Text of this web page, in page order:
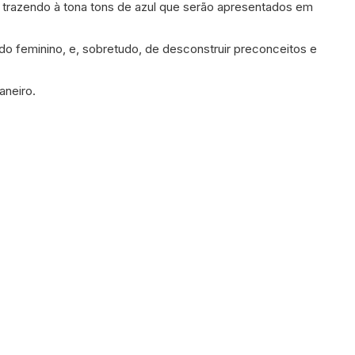
à tona tons de azul que serão apresentados em
feminino, e, sobretudo, de desconstruir preconceitos e